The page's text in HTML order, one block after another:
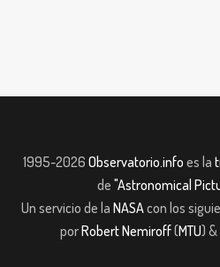
1995-2026 Observatorio.info es la
de "Astronomical
Un servicio de la NASAcon los
porRobert Nemiroff(MTU) &